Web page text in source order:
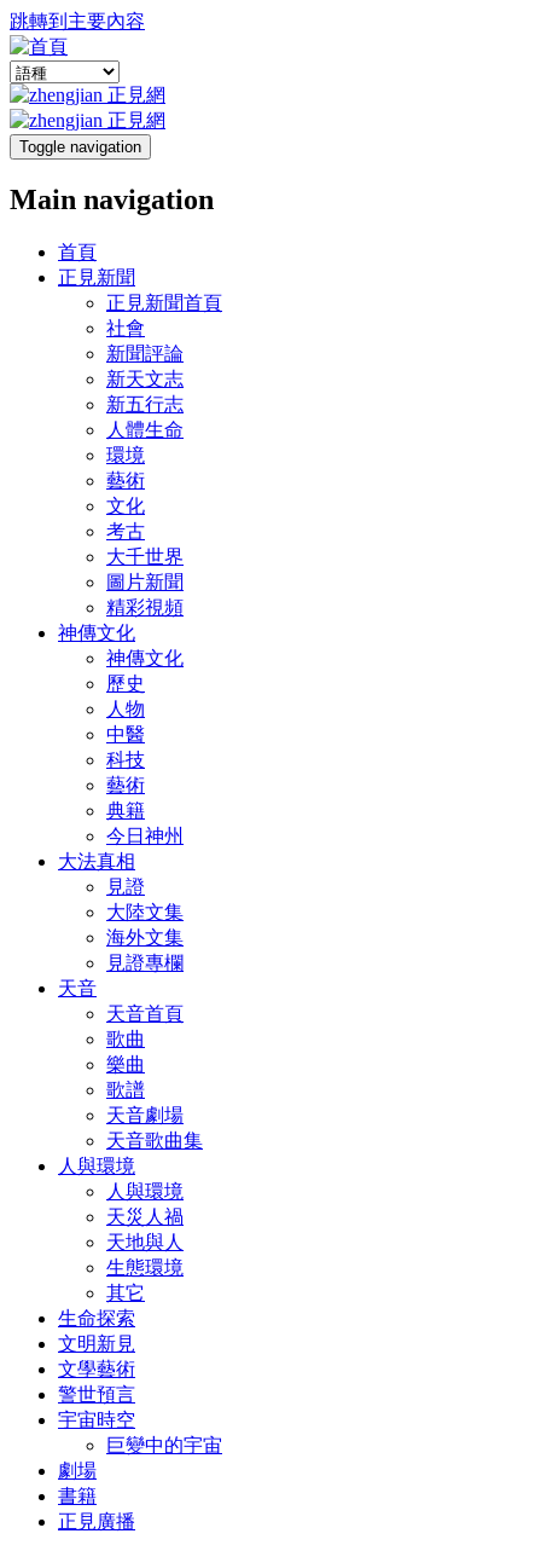
跳轉到主要內容
Toggle navigation
Main navigation
首頁
正見新聞
正見新聞首頁
社會
新聞評論
新天文志
新五行志
人體生命
環境
藝術
文化
考古
大千世界
圖片新聞
精彩視頻
神傳文化
神傳文化
歷史
人物
中醫
科技
藝術
典籍
今日神州
大法真相
見證
大陸文集
海外文集
見證專欄
天音
天音首頁
歌曲
樂曲
歌譜
天音劇場
天音歌曲集
人與環境
人與環境
天災人禍
天地與人
生態環境
其它
生命探索
文明新見
文學藝術
警世預言
宇宙時空
巨變中的宇宙
劇場
書籍
正見廣播